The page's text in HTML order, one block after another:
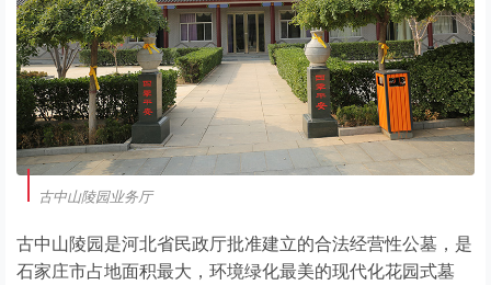
古中山陵园业务厅
古中山陵园是河北省民政厅批准建立的合法经营性公墓，是
石家庄市占地面积最大，环境绿化最美的现代化花园式墓